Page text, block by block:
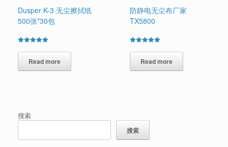
Dusper K-3 无尘擦拭纸
500张*30包
5.00
out of 5Read more
防静电无尘布厂家
TX5800
5.00
out of 5Read more
搜索
搜索